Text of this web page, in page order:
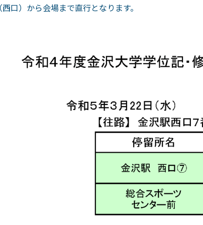
口）から会場まで直行となります。